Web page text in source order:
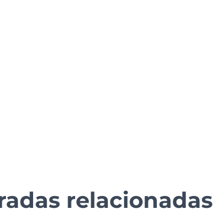
relacionadas